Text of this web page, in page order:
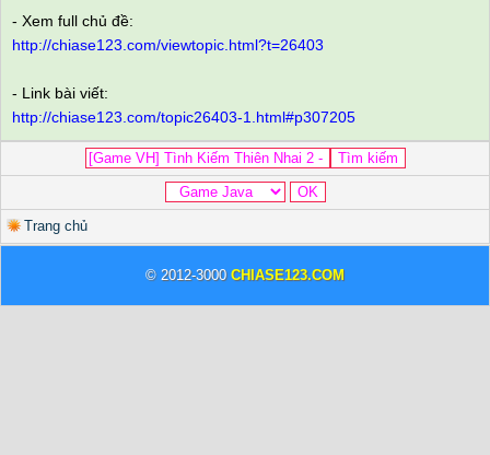
- Xem full chủ đề:
http://chiase123.com/viewtopic.html?t=26403
- Link bài viết:
http://chiase123.com/topic26403-1.html#p307205
Trang chủ
© 2012-3000 CHIASE123.COM